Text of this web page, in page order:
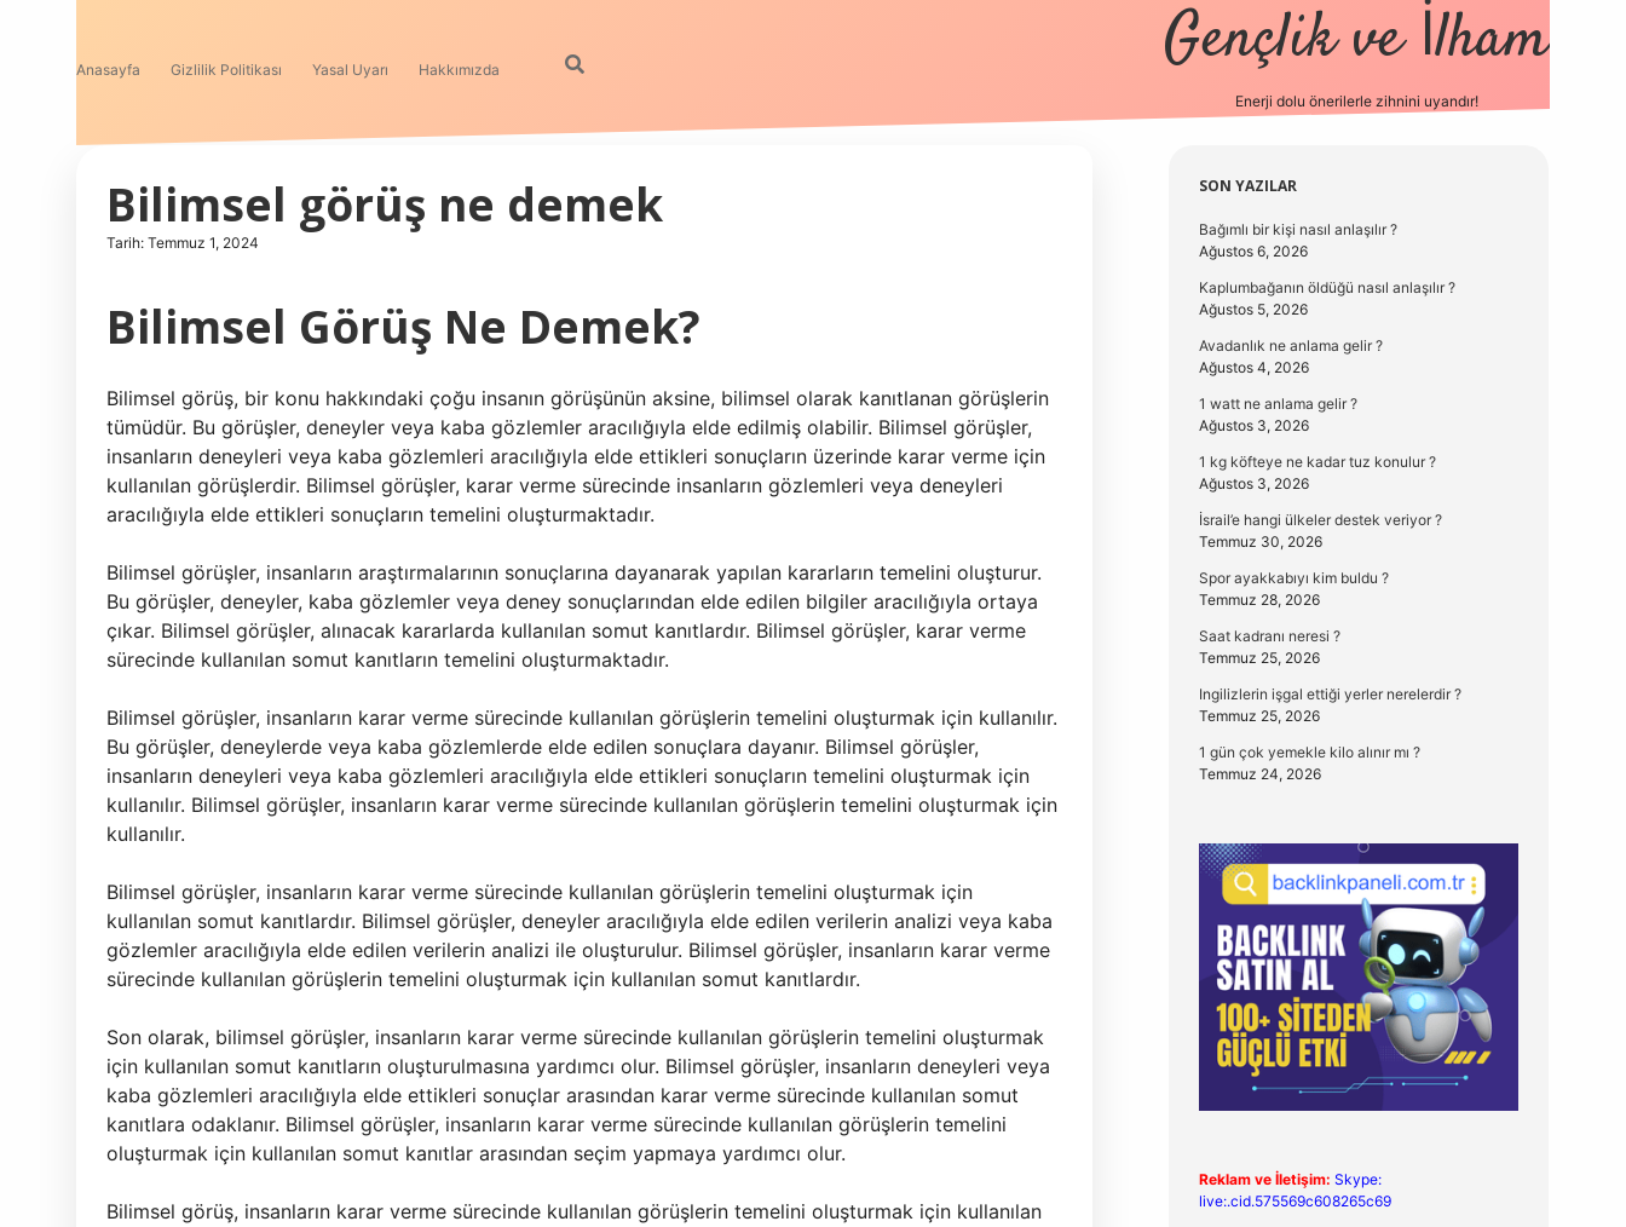
Anasayfa Gizlilik Politikası Yasal Uyarı Hakkımızda Gençlik ve İlham
Enerji dolu önerilerle zihnini uyandır!
Bilimsel görüş ne demek
Tarih: Temmuz 1, 2024
Bilimsel Görüş Ne Demek?
Bilimsel görüş, bir konu hakkındaki çoğu insanın görüşünün aksine, bilimsel olarak kanıtlanan görüşlerin
tümüdür. Bu görüşler, deneyler veya kaba gözlemler aracılığıyla elde edilmiş olabilir. Bilimsel görüşler,
insanların deneyleri veya kaba gözlemleri aracılığıyla elde ettikleri sonuçların üzerinde karar verme için
kullanılan görüşlerdir. Bilimsel görüşler, karar verme sürecinde insanların gözlemleri veya deneyleri
aracılığıyla elde ettikleri sonuçların temelini oluşturmaktadır.
Bilimsel görüşler, insanların araştırmalarının sonuçlarına dayanarak yapılan kararların temelini oluşturur.
Bu görüşler, deneyler, kaba gözlemler veya deney sonuçlarından elde edilen bilgiler aracılığıyla ortaya
çıkar. Bilimsel görüşler, alınacak kararlarda kullanılan somut kanıtlardır. Bilimsel görüşler, karar verme
sürecinde kullanılan somut kanıtların temelini oluşturmaktadır.
Bilimsel görüşler, insanların karar verme sürecinde kullanılan görüşlerin temelini oluşturmak için kullanılır.
Bu görüşler, deneylerde veya kaba gözlemlerde elde edilen sonuçlara dayanır. Bilimsel görüşler,
insanların deneyleri veya kaba gözlemleri aracılığıyla elde ettikleri sonuçların temelini oluşturmak için
kullanılır. Bilimsel görüşler, insanların karar verme sürecinde kullanılan görüşlerin temelini oluşturmak için
kullanılır.
Bilimsel görüşler, insanların karar verme sürecinde kullanılan görüşlerin temelini oluşturmak için
kullanılan somut kanıtlardır. Bilimsel görüşler, deneyler aracılığıyla elde edilen verilerin analizi veya kaba
gözlemler aracılığıyla elde edilen verilerin analizi ile oluşturulur. Bilimsel görüşler, insanların karar verme
sürecinde kullanılan görüşlerin temelini oluşturmak için kullanılan somut kanıtlardır.
Son olarak, bilimsel görüşler, insanların karar verme sürecinde kullanılan görüşlerin temelini oluşturmak
için kullanılan somut kanıtların oluşturulmasına yardımcı olur. Bilimsel görüşler, insanların deneyleri veya
kaba gözlemleri aracılığıyla elde ettikleri sonuçlar arasından karar verme sürecinde kullanılan somut
kanıtlara odaklanır. Bilimsel görüşler, insanların karar verme sürecinde kullanılan görüşlerin temelini
oluşturmak için kullanılan somut kanıtlar arasından seçim yapmaya yardımcı olur.
Bilimsel görüş, insanların karar verme sürecinde kullanılan görüşlerin temelini oluşturmak için kullanılan
Sidebar
SON YAZILAR
Bağımlı bir kişi nasıl anlaşılır ?
Ağustos 6, 2026
Kaplumbağanın öldüğü nasıl anlaşılır ?
Ağustos 5, 2026
Avadanlık ne anlama gelir ?
Ağustos 4, 2026
1 watt ne anlama gelir ?
Ağustos 3, 2026
1 kg köfteye ne kadar tuz konulur ?
Ağustos 3, 2026
İsrail’e hangi ülkeler destek veriyor ?
Temmuz 30, 2026
Spor ayakkabıyı kim buldu ?
Temmuz 28, 2026
Saat kadranı neresi ?
Temmuz 25, 2026
Ingilizlerin işgal ettiği yerler nerelerdir ?
Temmuz 25, 2026
1 gün çok yemekle kilo alınır mı ?
Temmuz 24, 2026
Reklam ve İletişim: Skype:
live:.cid.575569c608265c69